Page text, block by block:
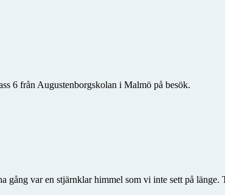
6 från Augustenborgskolan i Malmö på besök.
var en stjärnklar himmel som vi inte sett på